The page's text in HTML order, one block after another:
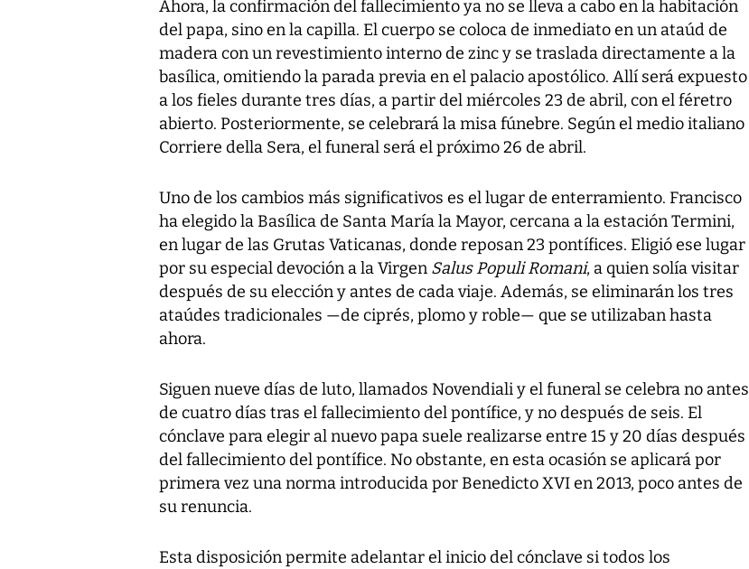
Ahora, la confirmación del fallecimiento ya no se lleva a cabo en la habitación
del papa, sino en la capilla. El cuerpo se coloca de inmediato en un ataúd de
madera con un revestimiento interno de zinc y se traslada directamente a la
basílica, omitiendo la parada previa en el palacio apostólico. Allí será expuesto
a los fieles durante tres días, a partir del miércoles 23 de abril, con el féretro
abierto. Posteriormente, se celebrará la misa fúnebre. Según el medio italiano
Corriere della Sera, el funeral será el próximo 26 de abril.
Uno de los cambios más significativos es el lugar de enterramiento. Francisco
ha elegido la Basílica de Santa María la Mayor, cercana a la estación Termini,
en lugar de las Grutas Vaticanas, donde reposan 23 pontífices. Eligió ese lugar
por su especial devoción a la Virgen Salus Populi Romani, a quien solía visitar
después de su elección y antes de cada viaje. Además, se eliminarán los tres
ataúdes tradicionales —de ciprés, plomo y roble— que se utilizaban hasta
ahora.
Siguen nueve días de luto, llamados Novendiali y el funeral se celebra no antes
de cuatro días tras el fallecimiento del pontífice, y no después de seis. El
cónclave para elegir al nuevo papa suele realizarse entre 15 y 20 días después
del fallecimiento del pontífice. No obstante, en esta ocasión se aplicará por
primera vez una norma introducida por Benedicto XVI en 2013, poco antes de
su renuncia.
Esta disposición permite adelantar el inicio del cónclave si todos los